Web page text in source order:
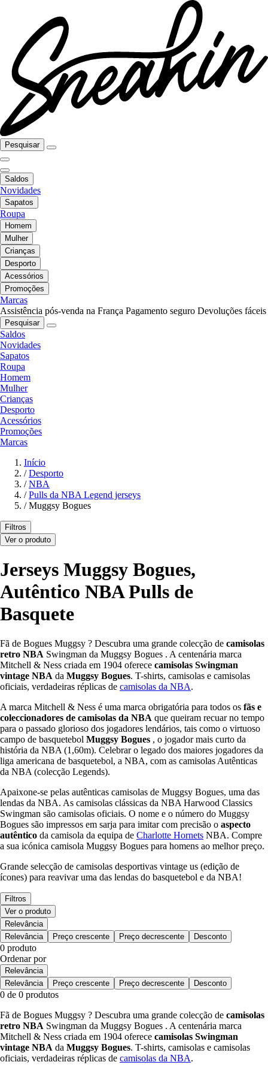
Pesquisar
Saldos
Novidades
Sapatos
Roupa
Homem
Mulher
Crianças
Desporto
Acessórios
Promoções
Marcas
Assistência pós-venda na França Pagamento seguro Devoluções fáceis
Pesquisar
Saldos
Novidades
Sapatos
Roupa
Homem
Mulher
Crianças
Desporto
Acessórios
Promoções
Marcas
Início
/ Desporto
/ NBA
/ Pulls da NBA Legend jerseys
/ Muggsy Bogues
Filtros
Ver o produto
Jerseys Muggsy Bogues,
Autêntico NBA Pulls de
Basquete
Fã de Bogues Muggsy ? Descubra uma grande colecção de camisolas
retro NBA Swingman da Muggsy Bogues . A centenária marca
Mitchell & Ness criada em 1904 oferece camisolas Swingman
vintage NBA da Muggsy Bogues. T-shirts, camisolas e camisolas
oficiais, verdadeiras réplicas de camisolas da NBA.
A marca Mitchell & Ness é uma marca obrigatória para todos os fãs e
coleccionadores de camisolas da NBA que queiram recuar no tempo
para o passado glorioso dos jogadores lendários, tais como o virtuoso
campo de basquetebol Muggsy Bogues , o jogador mais curto da
história da NBA (1,60m). Celebrar o legado dos maiores jogadores da
liga americana de basquetebol, a NBA, com as camisolas Autênticas
da NBA (colecção Legends).
Apaixone-se pelas autênticas camisolas de Muggsy Bogues, uma das
lendas da NBA. As camisolas clássicas da NBA Harwood Classics
Swingman são camisolas oficiais. O nome e o número do Muggsy
Bogues são impressos em sarja para imitar com precisão o aspecto
autêntico da camisola da equipa de Charlotte Hornets NBA. Compre
a sua icónica camisola Muggsy Bogues para homens ao melhor preço.
Grande selecção de camisolas desportivas vintage us (edição de
ícones) para reavivar uma das lendas do basquetebol e da NBA!
Filtros
Ver o produto
Relevância
Relevância
Preço crescente Preço decrescente Desconto
0 produto
Ordenar por
Relevância
Relevância
Preço crescente Preço decrescente Desconto
0 de 0 produtos
Fã de Bogues Muggsy ? Descubra uma grande colecção de camisolas
retro NBA Swingman da Muggsy Bogues . A centenária marca
Mitchell & Ness criada em 1904 oferece camisolas Swingman
vintage NBA da Muggsy Bogues. T-shirts, camisolas e camisolas
oficiais, verdadeiras réplicas de camisolas da NBA.